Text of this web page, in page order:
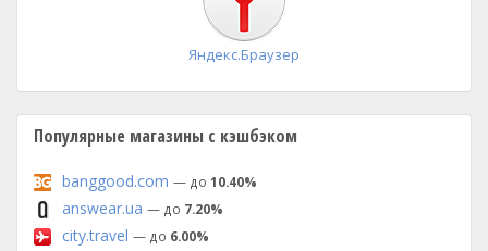
Яндекс.Браузер
Популярные магазины с кэшбэком
banggood.com — до 10.40%
answear.ua — до 7.20%
city.travel — до 6.00%